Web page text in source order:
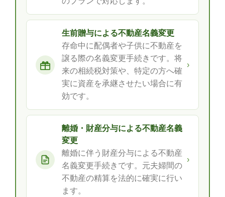
生前贈与による不動産名義変更
存命中に配偶者や子供に不動産を
譲る際の名義変更手続きです。将
来の相続税対策や、特定の方へ確
実に資産を承継させたい場合に有
効です。
›
離婚・財産分与による不動産名義
変更
離婚に伴う財産分与による不動産
名義変更手続きです。元夫婦間の
不動産の精算を法的に確実に行い
ます。
›